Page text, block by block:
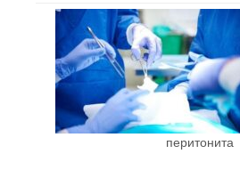
перитонита